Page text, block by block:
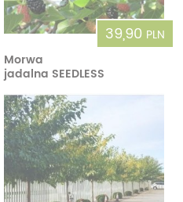
39,90 PLN
Morwa
jadalna SEEDLESS